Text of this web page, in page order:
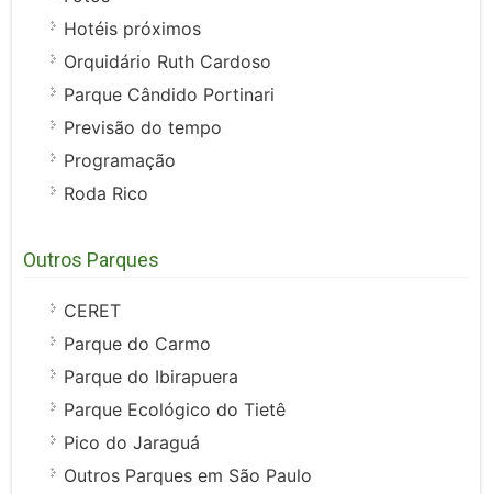
Hotéis próximos
Orquidário Ruth Cardoso
Parque Cândido Portinari
Previsão do tempo
Programação
Roda Rico
Outros Parques
CERET
Parque do Carmo
Parque do Ibirapuera
Parque Ecológico do Tietê
Pico do Jaraguá
Outros Parques em São Paulo